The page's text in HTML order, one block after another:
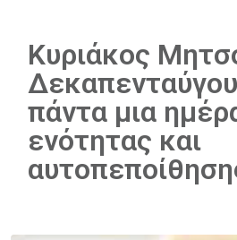
Κυριάκος
πάντα μια
ενότητας και